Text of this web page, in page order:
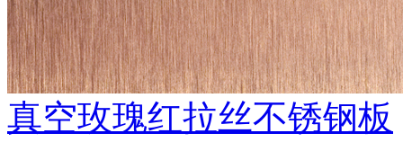
真空玫瑰红拉丝不锈钢板